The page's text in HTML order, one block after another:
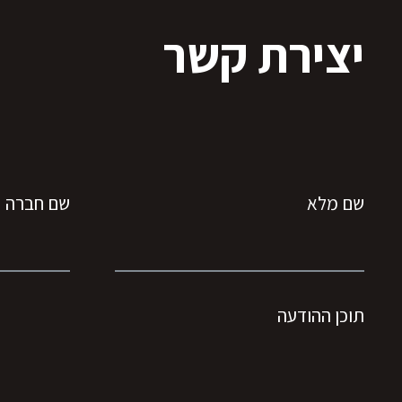
יצירת קשר
שם מלא שם חברה
תוכן ההודעה